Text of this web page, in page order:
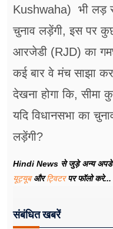
Kushwaha) भी लड़
चुनाव लड़ेंगी, इस पर
आरजेडी (RJD) का
कई बार वे मंच साझा
देखना होगा कि, सीमा
यदि विधानसभा का
लड़ेंगी?
Hindi News से जुड़े अन्य अपडेट
यूट्यूबऔरट्विटरपर फॉलो करे...
संबंधित खबरें